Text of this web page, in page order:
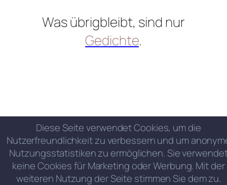
Was übrigbleibt, sind nur
Gedichte.
Diese Seite verwendet Cookies, um die
Nutzerfreundlichkeit zu verbessern und um
Nutzungsstatistiken zu ermöglichen. Sie
keine Cookies für Marketing oder Werbung. Mit der
weiteren Nutzung der Seite stimmen Sie dem zu.